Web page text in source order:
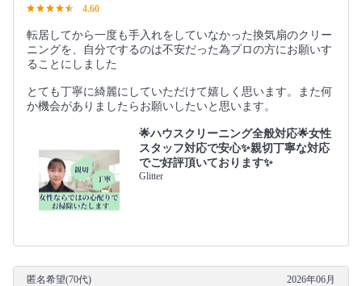
4.60
転居してから一度も手入れをしていなかった換気扇のクリー
ニングを、自分でするのは不安だった為プロの方にお願いす
ることにしました
とても丁寧に綺麗にしていただけて嬉しく思います。また何
か機会がありましたらお願いしたいと思います。
🌟ハウスクリーニング全般対応🌟女性
スタッフ対応で安心✨親切丁寧な対応
でご好評頂いております✨
Glitter
匿名希望(70代) 2026年06月